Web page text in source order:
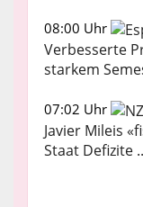
08:00 Uhr
Verbesserte
starkem
07:02 Uhr
Javier Mileis
Staat Defizite